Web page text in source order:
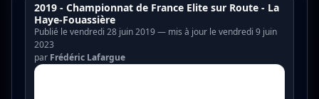
2019 - Championnat de France Elite sur Route - La
Haye-Fouassière
Publié le vendredi 28 juin 2019 — mis à jour le vendredi 9 juin
2023
par Frédéric Lafargue